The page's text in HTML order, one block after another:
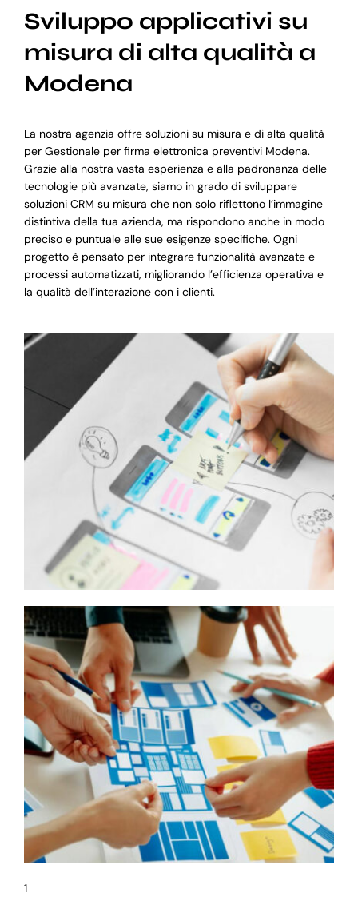
Sviluppo applicativi su
misura di alta qualità a
Modena
La nostra agenzia offre soluzioni su misura e di alta qualità
per Gestionale per firma elettronica preventivi Modena.
Grazie alla nostra vasta esperienza e alla padronanza delle
tecnologie più avanzate, siamo in grado di sviluppare
soluzioni CRM su misura che non solo riflettono l’immagine
distintiva della tua azienda, ma rispondono anche in modo
preciso e puntuale alle sue esigenze specifiche. Ogni
progetto è pensato per integrare funzionalità avanzate e
processi automatizzati, migliorando l’efficienza operativa e
la qualità dell’interazione con i clienti.
1